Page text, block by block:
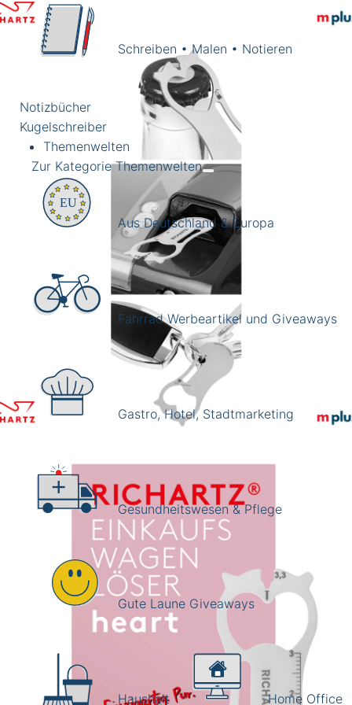
Schreiben • Malen • Notieren
Notizbücher
Kugelschreiber
Themenwelten
Zur Kategorie Themenwelten
Aus Deutschland & Europa
Fahrrad Werbeartikel und Giveaways
Gastro, Hotel, Stadtmarketing
Gesundheitswesen & Pflege
Gute Laune Giveaways
Haushalt Home Office
Einkaufswagenlöser 'heart' mit Logo Gravur – Das
Giveaway für Ihre Kunden
Einkaufswagenlöser 'heart' als preiswertes Giveaway